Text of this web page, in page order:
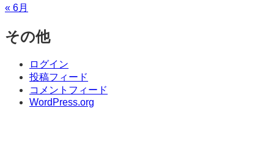
« 6月
その他
ログイン
投稿フィード
コメントフィード
WordPress.org